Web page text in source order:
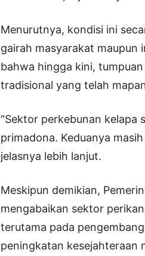
Menurutnya, kondisi ini
gairah masyarakat maupun
bahwa hingga kini,
tradisional yang telah
“Sektor perkebunan kelapa
primadona. Keduanya
jelasnya lebih lanjut.
Meskipun demikian,
mengabaikan sektor
terutama pada
peningkatan kesejahteraan